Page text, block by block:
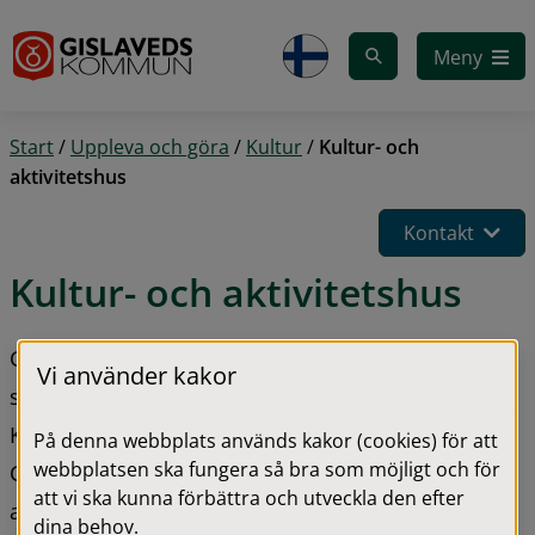
Meny
Start/ Uppleva och göra / Kultur/ Kultur- och
aktivitetshus
Kontakt
Kultur- och aktivitetshus
Glashuset, så heter vårt kultur- och aktivitetshus
som finns i Gislaved. I byggnaden hittar du
Kulturplatån, Gislaveds dansstudio, Scenverkstan,
Gisle bowling och Restaurang Matkulturen som
alla är värda ett besök.
Vi använder kakor
På denna webbplats används kakor (cookies) för att
webbplatsen ska fungera så bra som möjligt och för
att vi ska kunna förbättra och utveckla den efter
dina behov.